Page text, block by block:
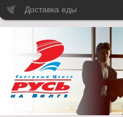
Доставка еды